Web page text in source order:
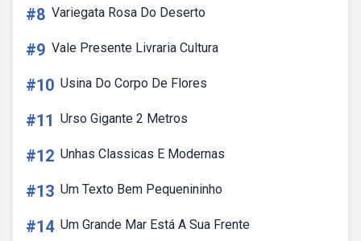
#8 Variegata Rosa Do Deserto
#9 Vale Presente Livraria Cultura
#10 Usina Do Corpo De Flores
#11 Urso Gigante 2 Metros
#12 Unhas Classicas E Modernas
#13 Um Texto Bem Pequenininho
#14 Um Grande Mar Está A Sua Frente